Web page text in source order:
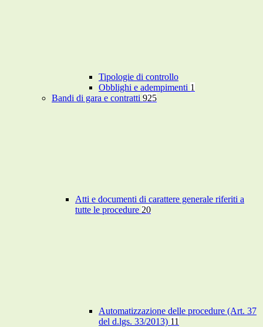
Tipologie di controllo
Obblighi e adempimenti 1
Bandi di gara e contratti 925
Atti e documenti di carattere generale riferiti a
tutte le procedure 20
Automatizzazione delle procedure (Art. 37
del d.lgs. 33/2013) 11